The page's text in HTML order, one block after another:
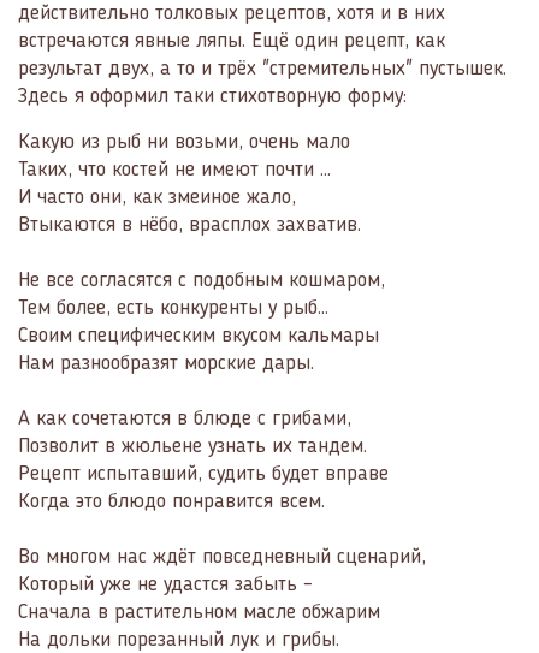
действительно толковых рецептов, хотя и в них
встречаются явные ляпы. Ещё один рецепт, как
результат двух, а то и трёх "стремительных" пустышек.
Здесь я оформил таки стихотворную форму:
Какую из рыб ни возьми, очень мало
Таких, что костей не имеют почти …
И часто они, как змеиное жало,
Втыкаются в нёбо, врасплох захватив.
Не все согласятся с подобным кошмаром,
Тем более, есть конкуренты у рыб…
Своим специфическим вкусом кальмары
Нам разнообразят морские дары.
А как сочетаются в блюде с грибами,
Позволит в жюльене узнать их тандем.
Рецепт испытавший, судить будет вправе
Когда это блюдо понравится всем.
Во многом нас ждёт повседневный сценарий,
Который уже не удастся забыть –
Сначала в растительном масле обжарим
На дольки порезанный лук и грибы.